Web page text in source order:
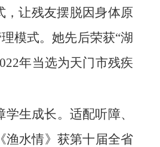
，让残友摆脱因身体原
模式。她先后荣获“湖
年当选为天门市残疾
生成长。适配听障、
渔水情》获第十届全省